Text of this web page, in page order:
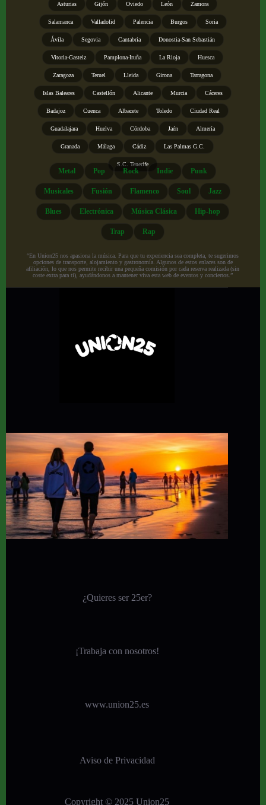
Asturias Gijón Oviedo León Zamora
Salamanca Valladolid Palencia Burgos Soria
Ávila Segovia Cantabria Donostia-San Sebastián
Vitoria-Gasteiz Pamplona-Iruña La Rioja Huesca
Zaragoza Teruel Lleida Girona Tarragona
Islas Baleares Castellón Alicante Murcia Cáceres
Badajoz Cuenca Albacete Toledo Ciudad Real
Guadalajara Huelva Córdoba Jaén Almería
Granada Málaga Cádiz Las Palmas G.C.
S.C. Tenerife
Metal Pop Rock Indie Punk
Musicales Fusión Flamenco Soul Jazz
Blues Electrónica Música Clásica Hip-hop
Trap Rap
“En Union25 nos apasiona la música. Para que tu experiencia sea completa, te sugerimos
opciones de transporte, alojamiento y gastronomía. Algunos de estos enlaces son de
afiliación, lo que nos permite recibir una pequeña comisión por cada reserva realizada (sin
coste extra para ti), ayudándonos a mantener viva esta web de eventos y conciertos.”
¿Quieres ser 25er?
¡Trabaja con nosotros!
www.union25.es
Aviso de Privacidad
Copyright © 2025 Union25